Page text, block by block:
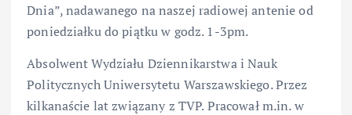
Dnia”, nadawanego na naszej radiowej antenie od
poniedziałku do piątku w godz. 1-3pm.
Absolwent Wydziału Dziennikarstwa i Nauk
Politycznych Uniwersytetu Warszawskiego. Przez
kilkanaście lat związany z TVP. Pracował m.in. w